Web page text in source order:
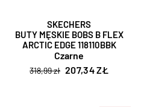
SKECHERS
BUTY MĘSKIE BOBS B FLEX
ARCTIC EDGE 118110BBK
Czarne
318,99 zł 207,34 ZŁ